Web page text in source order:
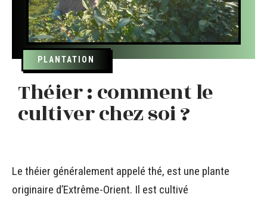
PLANTATION
Théier : comment le
cultiver chez soi ?
Le théier généralement appelé thé, est une plante
originaire d’Extrême-Orient. Il est cultivé